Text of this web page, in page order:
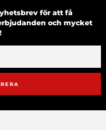
för att få
och mycket